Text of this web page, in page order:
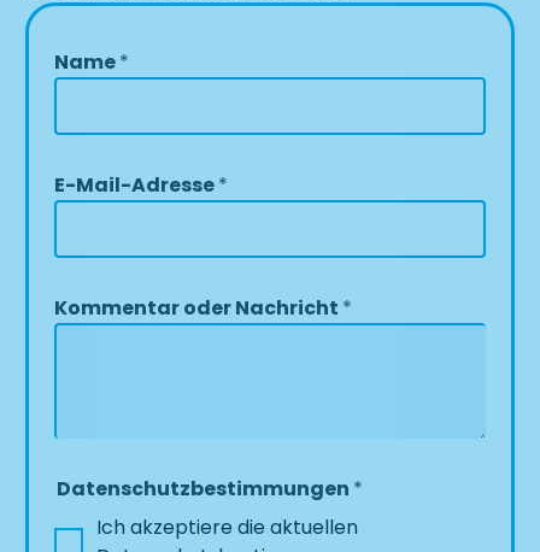
*
o
m
a
r
Name*
E-Mail-Adresse*
Kommentar oder Nachricht *
Datenschutzbestimmungen *
Ich akzeptiere die aktuellen